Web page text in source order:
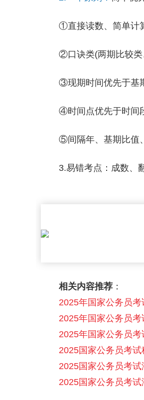
①直接读数、简单计
②口诀类(两期比较类
③现期时间优先于基
④时间点优先于时间
⑤间隔年、基期比值
3.易错考点：成数、
相关内容推荐 ：
2025年国家公务员
2025年国家公务员
2025年国家公务员
2025国家公务员考
2025国家公务员考
2025国家公务员考